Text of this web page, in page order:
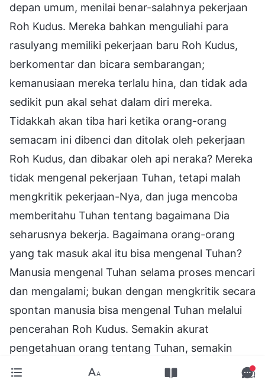
depan umum, menilai benar-salahnya pekerjaan
Roh Kudus. Mereka bahkan menguliahi para
rasulyang memiliki pekerjaan baru Roh Kudus,
berkomentar dan bicara sembarangan;
kemanusiaan mereka terlalu hina, dan tidak ada
sedikit pun akal sehat dalam diri mereka.
Tidakkah akan tiba hari ketika orang-orang
semacam ini dibenci dan ditolak oleh pekerjaan
Roh Kudus, dan dibakar oleh api neraka? Mereka
tidak mengenal pekerjaan Tuhan, tetapi malah
mengkritik pekerjaan-Nya, dan juga mencoba
memberitahu Tuhan tentang bagaimana Dia
seharusnya bekerja. Bagaimana orang-orang
yang tak masuk akal itu bisa mengenal Tuhan?
Manusia mengenal Tuhan selama proses mencari
dan mengalami; bukan dengan mengkritik secara
spontan manusia bisa mengenal Tuhan melalui
pencerahan Roh Kudus. Semakin akurat
pengetahuan orang tentang Tuhan, semakin
sedikit mereka menentang-Nya. Sebaliknya,